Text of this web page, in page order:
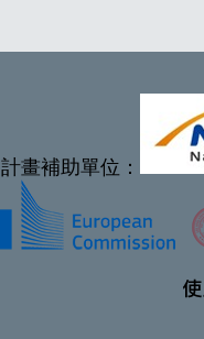
計畫補助單位：